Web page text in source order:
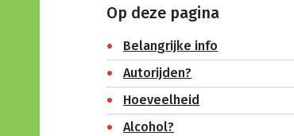
Op deze pagina
Belangrijke info
Autorijden?
Hoeveelheid
Alcohol?